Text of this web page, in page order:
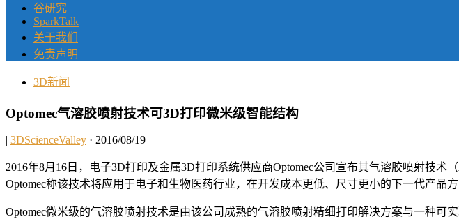
谷研究
SparkTalk
关于我们
免责声明
3D新闻
Optomec气溶胶喷射技术可3D打印微米级智能结构
| 3DScienceValley · 2016/08/19
2016年8月16日，电子3D打印及金属3D打印系统供应商Optomec公司宣布其气溶胶喷射技术
Optomec称该技术将应用于电子和生物医药行业，在开发成本更低、尺寸更小的下一代产品
Optomec微米级的气溶胶喷射技术是由该公司成熟的气溶胶喷射精细打印解决方案与一种